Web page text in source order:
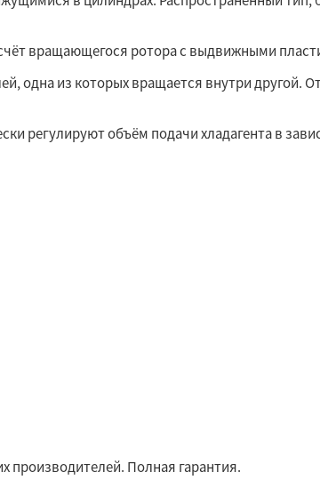
вращающегося ротора с выдвижными
одна из которых вращается внутри другой.
регулируют объём подачи хладагента в
производителей. Полная гарантия.